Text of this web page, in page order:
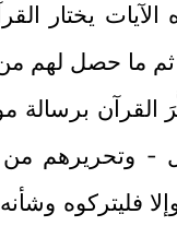
يختار
ثم ما حصل لهم
القرآن برسالة
- وتحريرهم من
فليتركوه